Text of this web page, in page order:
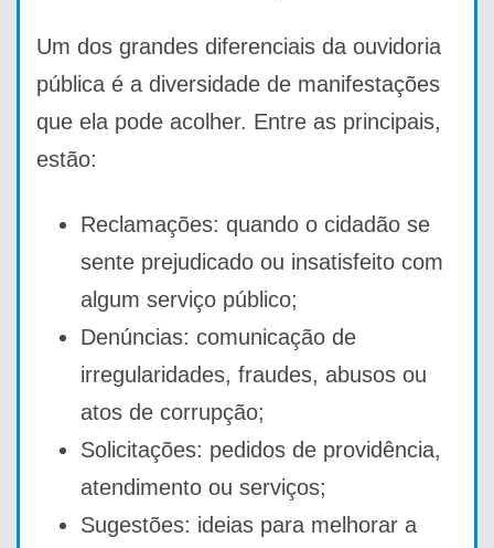
Um dos grandes diferenciais da ouvidoria
pública é a diversidade de manifestações
que ela pode acolher. Entre as principais,
estão:
Reclamações: quando o cidadão se
sente prejudicado ou insatisfeito com
algum serviço público;
Denúncias: comunicação de
irregularidades, fraudes, abusos ou
atos de corrupção;
Solicitações: pedidos de providência,
atendimento ou serviços;
Sugestões: ideias para melhorar a